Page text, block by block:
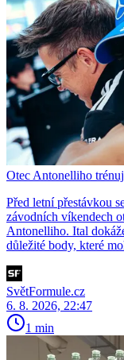
Otec Antonelliho
Před letní přestávkou
závodních víkendech
Antonelliho. Ital
důležité body, které
SvětFormule.cz
6. 8. 2026, 22:47
1 min